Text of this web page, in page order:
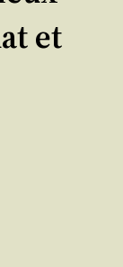
et